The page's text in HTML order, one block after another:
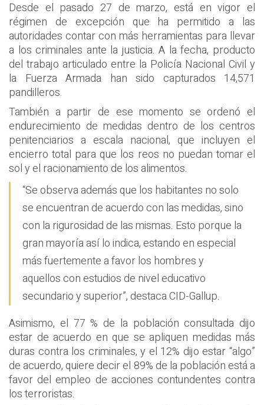
Desde el pasado 27 de marzo, está en vigor el
régimen de excepción que ha permitido a las
autoridades contar con más herramientas para llevar
a los criminales ante la justicia. A la fecha, producto
del trabajo articulado entre la Policía Nacional Civil y
la Fuerza Armada han sido capturados 14,571
pandilleros.
También a partir de ese momento se ordenó el
endurecimiento de medidas dentro de los centros
penitenciarios a escala nacional, que incluyen el
encierro total para que los reos no puedan tomar el
sol y el racionamiento de los alimentos.
“Se observa además que los habitantes no solo
se encuentran de acuerdo con las medidas, sino
con la rigurosidad de las mismas. Esto porque la
gran mayoría así lo indica, estando en especial
más fuertemente a favor los hombres y
aquellos con estudios de nivel educativo
secundario y superior”, destaca CID-Gallup.
Asimismo, el 77 % de la población consultada dijo
estar de acuerdo en que se apliquen medidas más
duras contra los criminales, y el 12% dijo estar “algo”
de acuerdo, quiere decir el 89% de la población está a
favor del empleo de acciones contundentes contra
los terroristas.